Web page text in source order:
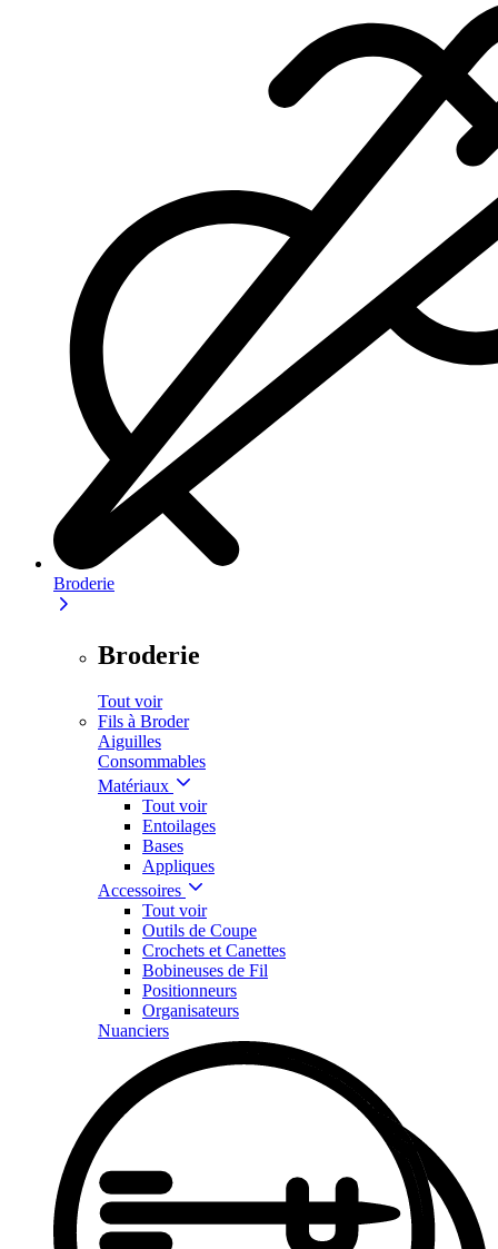
Broderie
Broderie
Tout voir
Fils à Broder
Aiguilles
Consommables
Matériaux
Tout voir
Entoilages
Bases
Appliques
Accessoires
Tout voir
Outils de Coupe
Crochets et Canettes
Bobineuses de Fil
Positionneurs
Organisateurs
Nuanciers